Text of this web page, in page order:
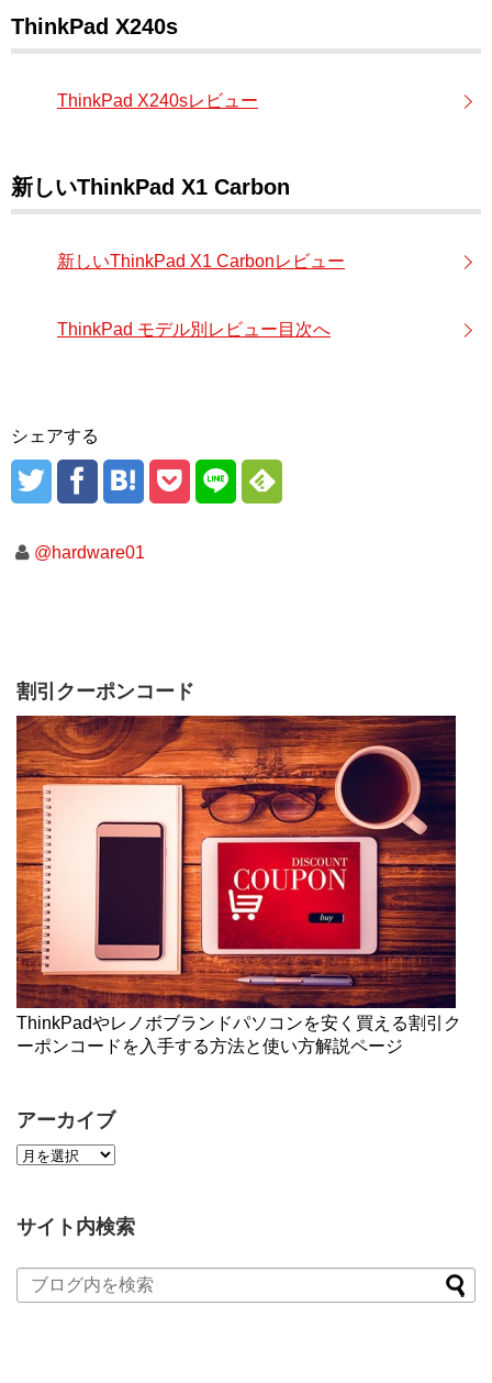
ThinkPad X240s
ThinkPad X240sレビュー
新しいThinkPad X1 Carbon
新しいThinkPad X1 Carbonレビュー
ThinkPad モデル別レビュー目次へ
シェアする
@hardware01
割引クーポンコード
ThinkPadやレノボブランドパソコンを安く買える割引ク
ーポンコードを入手する方法と使い方解説ページ
アーカイブ
サイト内検索